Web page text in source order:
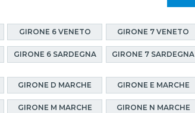
GIRONE 6 VENETO GIRONE 7 VENETO
GIRONE 6 SARDEGNA GIRONE 7 SARDEGNA
GIRONE D MARCHE GIRONE E MARCHE
GIRONE M MARCHE GIRONE N MARCHE